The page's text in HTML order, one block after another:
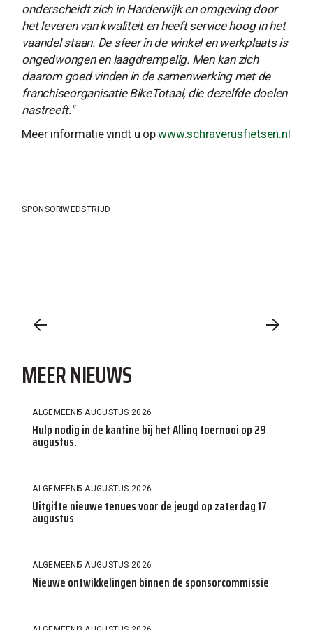
onderscheidt zich in Harderwijk en omgeving door
het leveren van kwaliteit en heeft service hoog in het
vaandel staan. De sfeer in de winkel en werkplaats is
ongedwongen en laagdrempelig. Men kan zich
daarom goed vinden in de samenwerking met de
franchiseorganisatie BikeTotaal, die dezelfde doelen
nastreeft."
Meer informatie vindt u opwww.schraverusfietsen.nl
SPONSORWEDSTRIJD
MEER NIEUWS
ALGEMEEN5 AUGUSTUS 2026
Hulp nodig in de kantine bij het Allinq toernooi op 29
augustus.
ALGEMEEN5 AUGUSTUS 2026
Uitgifte nieuwe tenues voor de jeugd op zaterdag 17
augustus
ALGEMEEN5 AUGUSTUS 2026
Nieuwe ontwikkelingen binnen de sponsorcommissie